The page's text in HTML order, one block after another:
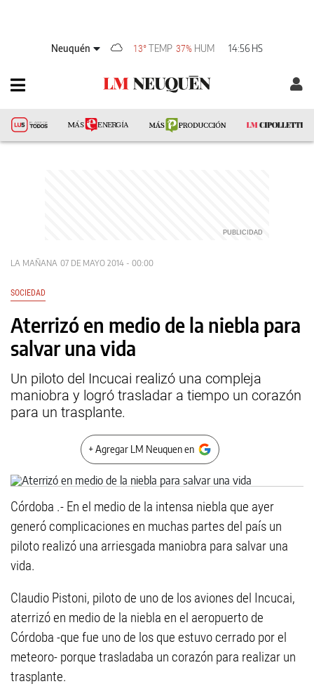
Neuquén 13° TEMP 37% HUM 14:56 HS
LA MAÑANA 07 DE MAYO 2014 - 00:00
SOCIEDAD
Aterrizó en medio de la niebla para
salvar una vida
Un piloto del Incucai realizó una compleja
maniobra y logró trasladar a tiempo un corazón
para un trasplante.
+ Agregar LM Neuquen en
Córdoba .- En el medio de la intensa niebla que ayer
generó complicaciones en muchas partes del país un
piloto realizó una arriesgada maniobra para salvar una
vida.
Claudio Pistoni, piloto de uno de los aviones del Incucai,
aterrizó en medio de la niebla en el aeropuerto de
Córdoba -que fue uno de los que estuvo cerrado por el
meteoro- porque trasladaba un corazón para realizar un
trasplante.